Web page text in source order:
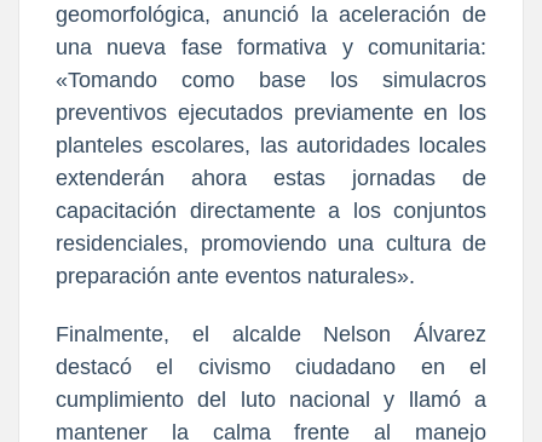
geomorfológica, anunció la aceleración de
una nueva fase formativa y comunitaria:
«Tomando como base los simulacros
preventivos ejecutados previamente en los
planteles escolares, las autoridades locales
extenderán ahora estas jornadas de
capacitación directamente a los conjuntos
residenciales, promoviendo una cultura de
preparación ante eventos naturales».
Finalmente, el alcalde Nelson Álvarez
destacó el civismo ciudadano en el
cumplimiento del luto nacional y llamó a
mantener la calma frente al manejo